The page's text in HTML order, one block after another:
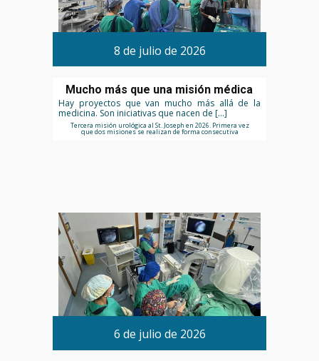
8 de julio de 2026
Mucho más que una misión médica
Hay proyectos que van mucho más allá de la
medicina. Son iniciativas que nacen de […]
Tercera misión urológica al St. Joseph en 2026. Primera vez
que dos misiones se realizan de forma consecutiva
6 de julio de 2026